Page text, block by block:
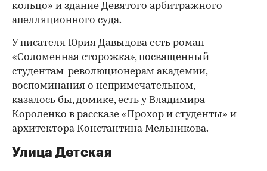
кольцо» и здание Девятого арбитражного
апелляционного суда.
У писателя Юрия Давыдова есть роман
«Соломенная сторожка», посвященный
студентам-революционерам академии,
воспоминания о непримечательном,
казалось бы, домике, есть у Владимира
Короленко в рассказе «Прохор и студенты» и
архитектора Константина Мельникова.
Улица Детская